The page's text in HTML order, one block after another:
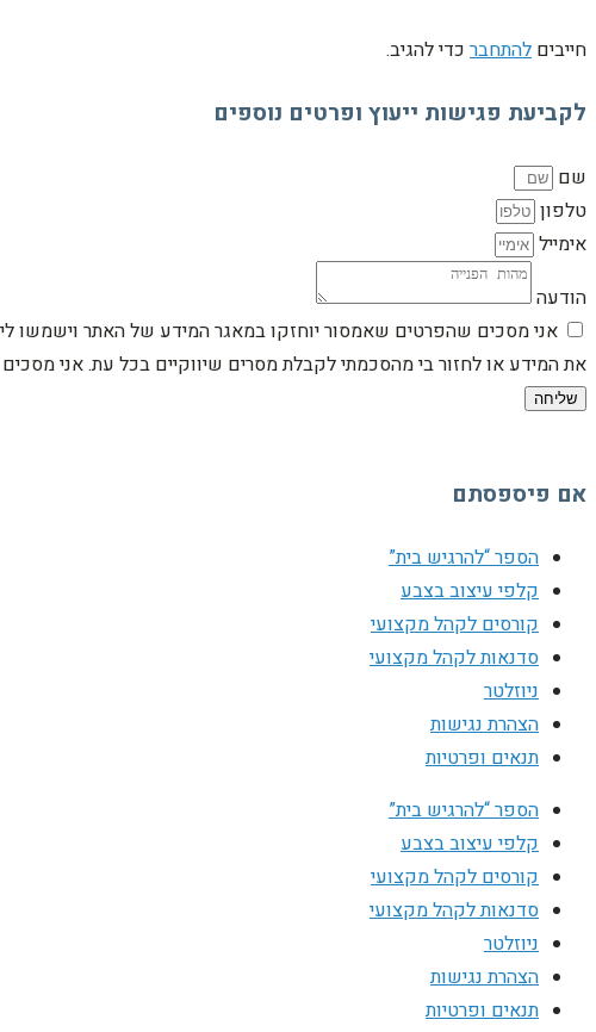
חייבים להתחבר כדי להגיב.
לקביעת פגישות ייעוץ ופרטים נוספים
שם
טלפון
אימייל
הודעה
אני מסכים שהפרטים שאמסור יוחזקו במאגר המידע של האתר וישמשו
את המידע או לחזור בי מהסכמתי לקבלת מסרים שיווקיים בכל עת. אני
שליחה
אם פיספסתם
הספר “להרגיש בית”
קלפי עיצוב בצבע
קורסים לקהל מקצועי
סדנאות לקהל מקצועי
ניוזלטר
הצהרת נגישות
תנאים ופרטיות
הספר “להרגיש בית”
קלפי עיצוב בצבע
קורסים לקהל מקצועי
סדנאות לקהל מקצועי
ניוזלטר
הצהרת נגישות
תנאים ופרטיות